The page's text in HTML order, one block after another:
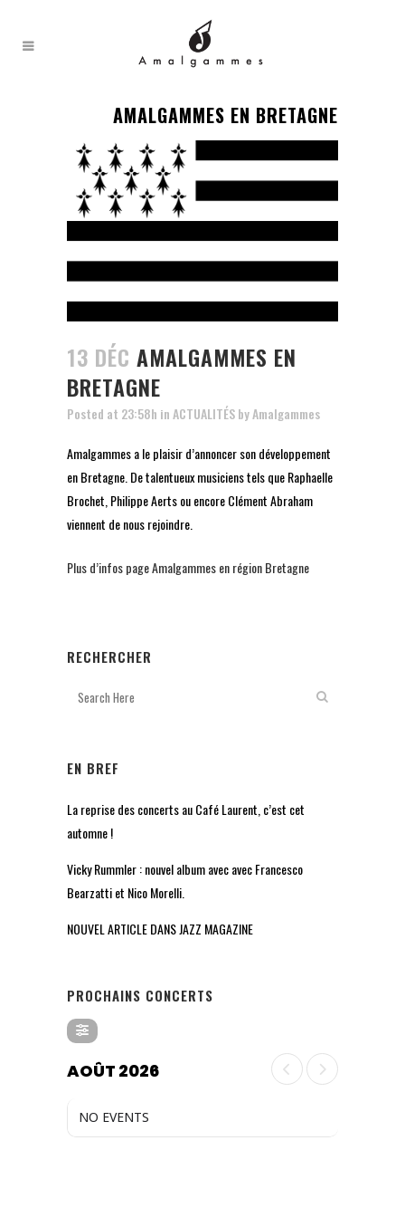
AMALGAMMES EN BRETAGNE
13 DÉC AMALGAMMES EN
BRETAGNE
Posted at 23:58h inACTUALITÉSbyAmalgammes
Amalgammes a le plaisir d’annoncer son développement
en Bretagne. De talentueux musiciens tels que Raphaelle
Brochet, Philippe Aerts ou encore Clément Abraham
viennent de nous rejoindre.
Plus d’infos page Amalgammes en région Bretagne
RECHERCHER
EN BREF
La reprise des concerts au Café Laurent, c’est cet
automne !
Vicky Rummler : nouvel album avec avec Francesco
Bearzatti et Nico Morelli.
NOUVEL ARTICLE DANS JAZZ MAGAZINE
PROCHAINS CONCERTS
AOÛT 2026
NO EVENTS